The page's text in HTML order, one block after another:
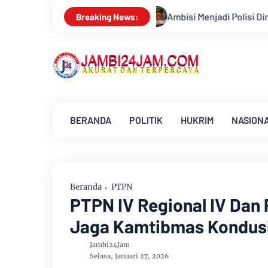
Breaking News:
Ambisi Menjadi Polisi Dimanfaatkan Oknum, Dua Anggota
BERANDA POLITIK HUKRIM
Beranda PTPN
PTPN IV Regional IV
Jaga Kamtibmas
Jambi24Jam
Selasa, Januari 27, 2026